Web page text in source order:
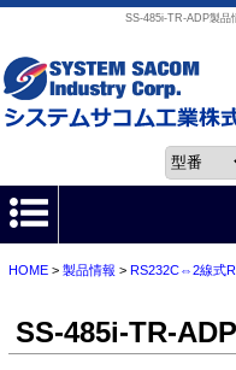
SS-485i-TR-ADP製品
HOME> 製品情報 > RS232C⇔2線式
SS-485i-TR-ADP